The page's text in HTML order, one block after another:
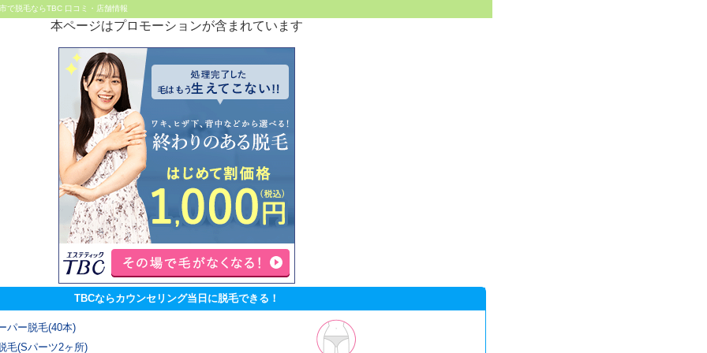
で脱毛ならTBC 口コミ・店舗情報
本ページはプロモーションが含まれています
TBCならカウンセリング当日に脱毛できる！
パー脱毛(40本)
毛(Sパーツ2ヶ所)